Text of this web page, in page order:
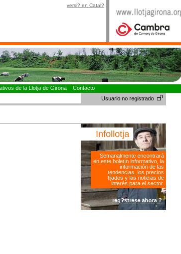
versi? en Catal?
de la Llotja de Girona
Contacto
Usuario no registrado
Infollotja
Semanalmente encontrará
en este boletín informativo, la
información de las
tendencias, los precios
fijados y las noticias de
interés para el sector.
reg?strese ahora ?